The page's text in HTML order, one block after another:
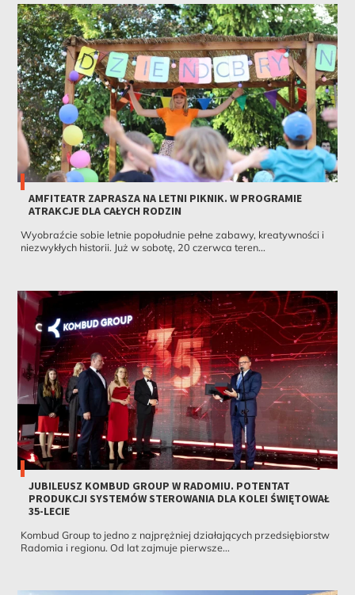
AMFITEATR ZAPRASZA NA LETNI PIKNIK. W PROGRAMIE
ATRAKCJE DLA CAŁYCH RODZIN
Wyobraźcie sobie letnie popołudnie pełne zabawy, kreatywności i
niezwykłych historii. Już w sobotę, 20 czerwca teren...
JUBILEUSZ KOMBUD GROUP W RADOMIU. POTENTAT
PRODUKCJI SYSTEMÓW STEROWANIA DLA KOLEI ŚWIĘTOWAŁ
35-LECIE
Kombud Group to jedno z najprężniej działających przedsiębiorstw
Radomia i regionu. Od lat zajmuje pierwsze...